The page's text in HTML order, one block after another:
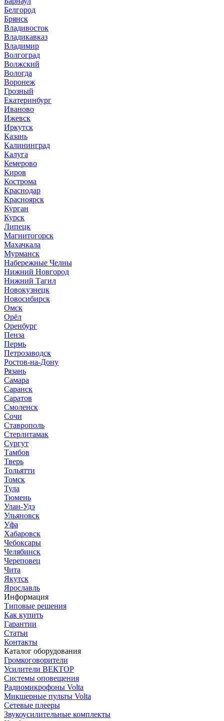
Белгород
Брянск
Владивосток
Владикавказ
Владимир
Волгоград
Волжский
Вологда
Воронеж
Грозный
Екатеринбург
Иваново
Ижевск
Иркутск
Казань
Калининград
Калуга
Кемерово
Киров
Кострома
Краснодар
Красноярск
Курган
Курск
Липецк
Магнитогорск
Махачкала
Мурманск
Набережные Челны
Нижний Новгород
Нижний Тагил
Новокузнецк
Новосибирск
Омск
Орёл
Оренбург
Пенза
Пермь
Петрозаводск
Ростов-на-Дону
Рязань
Самара
Саранск
Саратов
Смоленск
Сочи
Ставрополь
Стерлитамак
Сургут
Тамбов
Тверь
Тольятти
Томск
Тула
Тюмень
Улан-Удэ
Ульяновск
Уфа
Хабаровск
Чебоксары
Челябинск
Череповец
Чита
Якутск
Ярославль
Информация
Типовые решения
Как купить
Гарантии
Статьи
Контакты
Каталог оборудования
Громкоговорители
Усилители ВЕКТОР
Системы оповещения
Радиомикрофоны Volta
Микшерные пульты Volta
Сетевые плееры
Звукоусилительные комплекты